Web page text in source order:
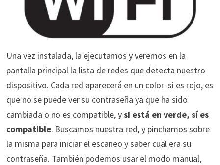
Una vez instalada, la ejecutamos y veremos en la
pantalla principal la lista de redes que detecta nuestro
dispositivo. Cada red aparecerá en un color: si es rojo, es
que no se puede ver su contraseña ya que ha sido
cambiada o no es compatible, ysi está en verde, sí es
compatible. Buscamos nuestra red, y pinchamos sobre
la misma para iniciar el escaneo y saber cuál era su
contraseña. También podemos usar el modo manual,